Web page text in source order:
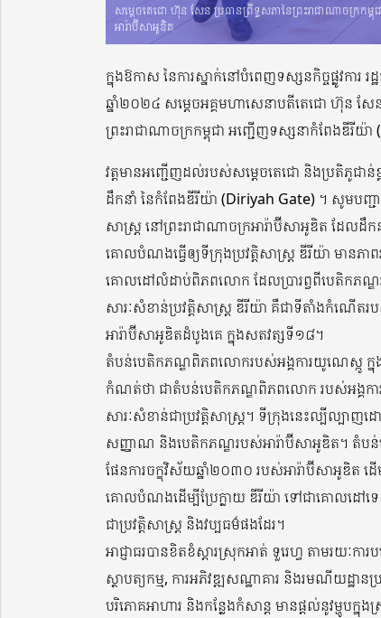
សម្តេចតេជោ ហ៊ុន សែន ប្រធាន​ព្រឹទ្ធសភា​នៃព្រះ​រាជា​ណា​ចក្រកម្
អារ៉ាប៊ីសាអូឌិត
ក្នុងឱកាស នៃការស្នាក់នៅបំពេញទស្សនកិច្ចផ្លូវការ
ឆ្នាំ២០២៤ សម្តេចអគ្គមហាសេនាបតីតេជោ ហ៊ុន សែ
ព្រះរាជាណាចក្រកម្ពុជា អញ្ជើញទស្សនាកំពែងឌីរីយ៉
វត្តមានអញ្ជើញដល់របស់សម្តេចតេជោ និងប្រតិភូជាន់ខ្ព
ដឹកនាំ នៃកំពែងឌីរីយ៉ា (Diriyah Gate) ។ សូមបញ្ជាក់
សាស្រ្ត នៅព្រះរាជាណាចក្រអារ៉ាប៊ីសាអូឌិត ដែលដឹ
គោលបំណងធ្វើឲ្យទីក្រុងប្រវត្តិសាស្រ្ត ឌីរីយ៉ា មានភា
គោលដៅលំដាប់ពិភពលោក ដែលប្រារព្វពីបេតិកភណ្ឌវ
សារៈសំខាន់ប្រវត្តិសាស្រ្ត ឌីរីយ៉ា គឺជាទីតាំងកំណើតរ
អារ៉ាប៊ីសាអូឌិតដំបូងគេ ក្នុងសតវត្សទី១៨។
តំបន់បេតិកភណ្ឌពិភពលោករបស់អង្គការយូណេស្កូ ក្នុង
កំណត់ថា ជាតំបន់បេតិកភណ្ឌពិភពលោក របស់អង្គក
សារៈសំខាន់ជាប្រវត្តិសាស្រ្ត។ ទីក្រុងនេះល្បីល្បាញ
សញ្ញាណ និងបេតិកភណ្ឌរបស់អារ៉ាប៊ីសាអូឌិត។ តំបន់នេ
ផែនការចក្ខុវិស័យឆ្នាំ២០៣០ របស់អារ៉ាប៊ីសាអូឌិត ដើម្
គោលបំណងដើម្បីប្រែក្លាយ ឌីរីយ៉ា ទៅជាគោលដៅទ
ជាប្រវត្តិសាស្រ្ត និងវប្បធម៌ផងដែរ។
អាជ្ញាធរបានខិតខំស្តារស្រុកអាត់ ទួរេហ្វ តាមរយៈកា
ស្ថាបត្យកម្ម, ការអភិវឌ្ឍសណ្ឋាគារ និងរមណីយដ្ឋាន
បរិភោគអាហារ និងកន្លែងកំសាន្ត មានផ្តល់នូវម្ហូបក្